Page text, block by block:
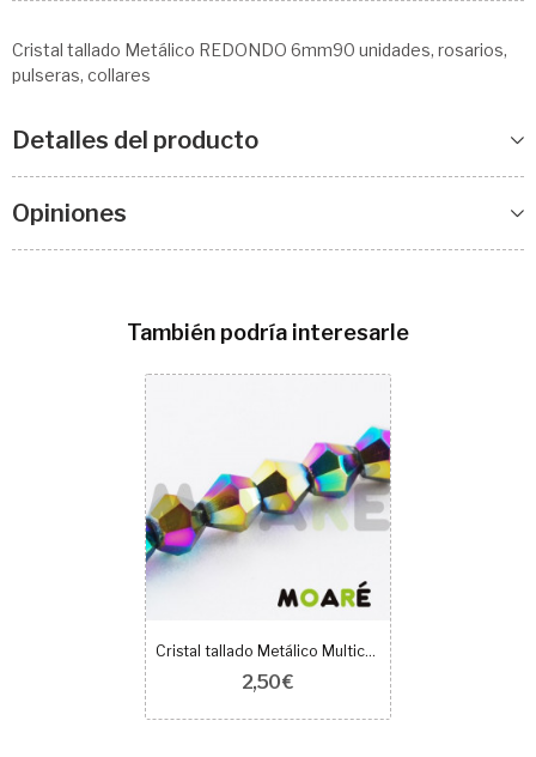
Cristal tallado Metálico REDONDO 6mm90 unidades, rosarios,
pulseras, collares
Detalles del producto
Opiniones
También podría interesarle
Cristal tallado Metálico Multicolor 4mm 100uds
2,50 €